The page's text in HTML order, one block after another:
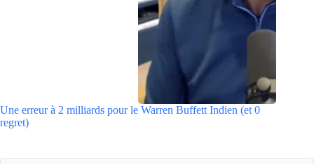
Une erreur à 2 milliards pour le Warren Buffett Indien (et 0
regret)